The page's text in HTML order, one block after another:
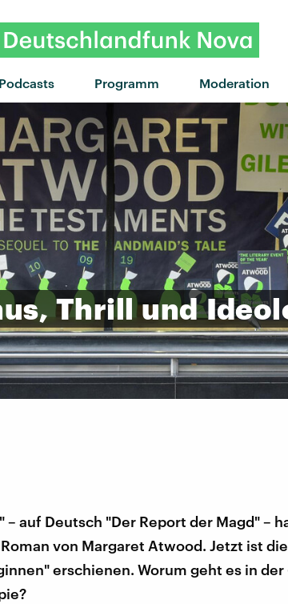
Podcasts Programm Moderation
"Kaputte Diamanten" von
Thrill und
– auf Deutsch "Der Report der Magd" –
von Margaret Atwood. Jetzt ist die
erschienen. Worum geht es in der